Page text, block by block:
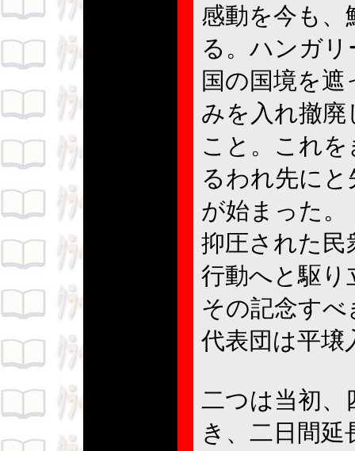
感動を今も、
る。ハンガ
国の国境を
みを入れ撤廃
こと。これ
るわれ先に
が始まった。
抑圧された民
行動へと駆り
その記念すべ
代表団は平
二つは当初、
き、二日間